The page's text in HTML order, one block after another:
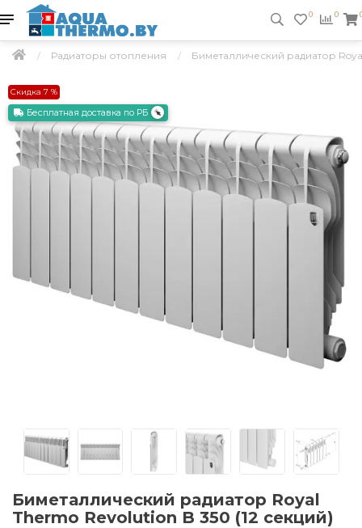
0 0
Радиаторы отопления Биметаллический радиатор
Скидка 7 %
Бесплатная доставка по РБ
Биметаллический радиатор Royal
Thermo Revolution B 350 (12 секций)